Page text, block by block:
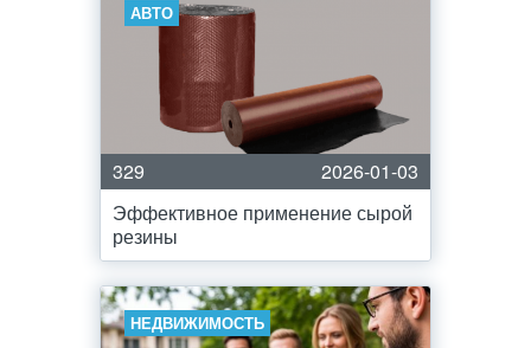
АВТО
329
2026-01-03
Эффективное применение сырой
резины
НЕДВИЖИМОСТЬ